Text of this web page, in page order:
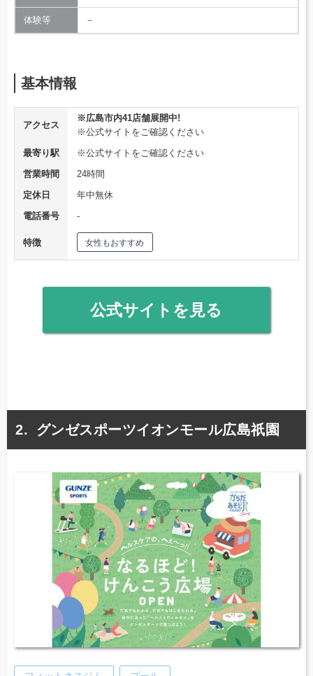
体験等 －
基本情報
アクセス
※広島市内41店舗展開中!
※公式サイトをご確認ください
最寄り駅
※公式サイトをご確認ください
営業時間
24時間
定休日
年中無休
電話番号
‐
特徴 女性もおすすめ
公式サイトを見る
グンゼスポーツイオンモール広島祇園